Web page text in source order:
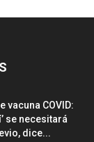
vacuna COVID:
se necesitará
dice...